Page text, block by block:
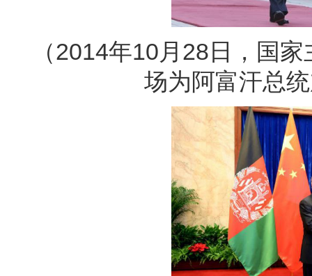
（2014年10月28日，国
场为阿富汗总